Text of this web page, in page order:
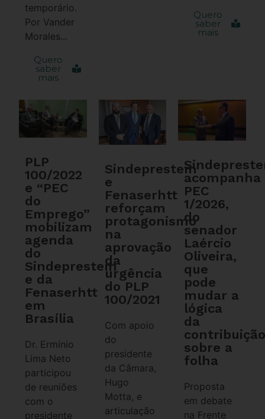
temporário.
Por Vander
Morales...
Quero
saber
mais
Quero
saber
mais
PLP
100/2022
e “PEC
do
Emprego”
mobilizam
agenda
do
Sindeprestem
e da
Fenaserhtt
em
Brasília
Dr. Ermínio
Lima Neto
participou
de reuniões
com o
presidente
Sindeprestem
e
Fenaserhtt
reforçam
protagonismo
na
aprovação
da
urgência
do PLP
100/2021
Com apoio
do
presidente
da Câmara,
Hugo
Motta, e
articulação
acompanha
PEC
1/2026,
do
senador
Laércio
Oliveira,
que
pode
mudar a
lógica
da
sobre a
folha
Proposta
em debate
na Frente